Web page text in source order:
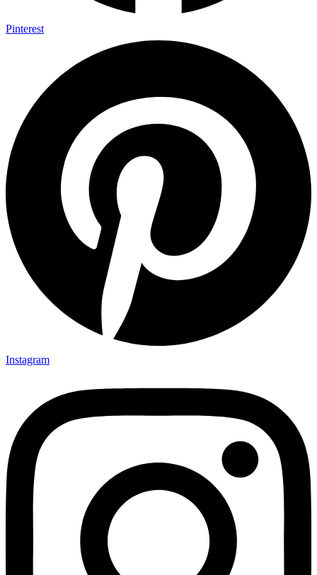
Pinterest
Instagram